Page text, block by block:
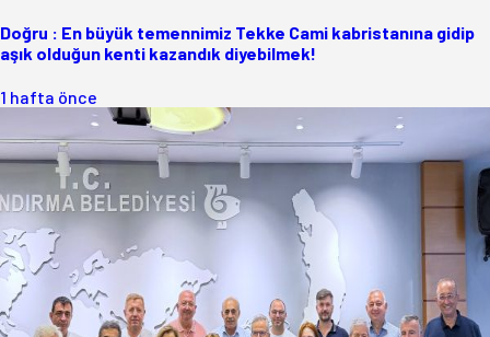
Doğru : En büyük temennimiz Tekke Cami kabristanına gidip
aşık olduğun kenti kazandık diyebilmek!
1 hafta önce